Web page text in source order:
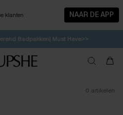
klanten NAAR DE APP
| Tot 50% korting>>
Badpakken| Must Have>>
tot 15% korting>>
korting | CODE: SW15
0 artikelen